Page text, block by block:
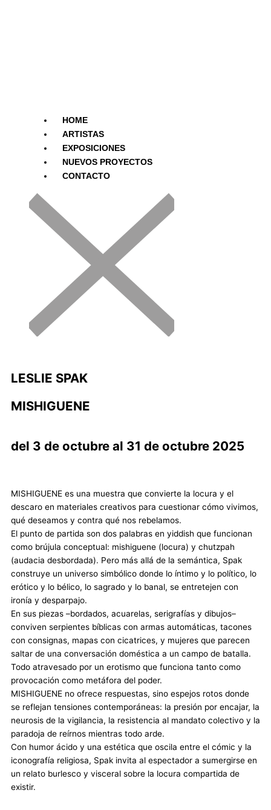
HOME
ARTISTAS
EXPOSICIONES
NUEVOS PROYECTOS
CONTACTO
LESLIE SPAK
MISHIGUENE
del 3 de octubre al 31 de octubre 2025
MISHIGUENE es una muestra que convierte la locura y el
descaro en materiales creativos para cuestionar cómo vivimos,
qué deseamos y contra qué nos rebelamos.
El punto de partida son dos palabras en yiddish que funcionan
como brújula conceptual: mishiguene (locura) y chutzpah
(audacia desbordada). Pero más allá de la semántica, Spak
construye un universo simbólico donde lo íntimo y lo político, lo
erótico y lo bélico, lo sagrado y lo banal, se entretejen con
ironía y desparpajo.
En sus piezas –bordados, acuarelas, serigrafías y dibujos–
conviven serpientes bíblicas con armas automáticas, tacones
con consignas, mapas con cicatrices, y mujeres que parecen
saltar de una conversación doméstica a un campo de batalla.
Todo atravesado por un erotismo que funciona tanto como
provocación como metáfora del poder.
MISHIGUENE no ofrece respuestas, sino espejos rotos donde
se reflejan tensiones contemporáneas: la presión por encajar, la
neurosis de la vigilancia, la resistencia al mandato colectivo y la
paradoja de reírnos mientras todo arde.
Con humor ácido y una estética que oscila entre el cómic y la
iconografía religiosa, Spak invita al espectador a sumergirse en
un relato burlesco y visceral sobre la locura compartida de
existir.